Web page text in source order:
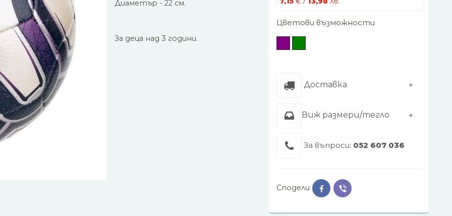
Диаметър - 22 см.
За деца над 3 години.
Цветови възможности
Доставка
Виж размери/тегло
За въпроси: 052 607 036
Сподели